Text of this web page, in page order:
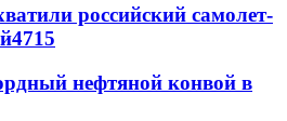
российский самолет-
4715
нефтяной конвой в